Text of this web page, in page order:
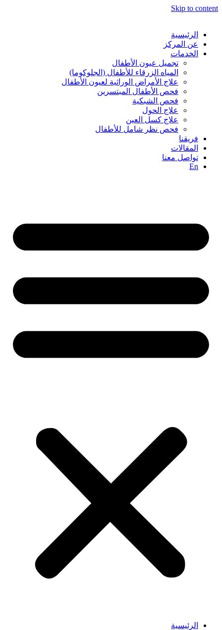
Skip to content
الرئيسية
عن المركز
الخدمات
تجميل عيون الأطفال
المياه الزرقاء للأطفال (الجلوكوما)
⁠علاج الأمراض الوراثية لعيون الأطفال
فحص الأطفال المبتسرين
فحص الشبكية
علاج الحول
علاج كسل العين
فحص نظر شامل للأطفال
فريقنا
المقالات
تواصل معنا
En
الرئيسية